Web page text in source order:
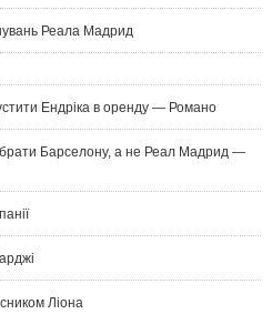
Реала Мадрид
Ендріка в оренду — Романо
Барселону, а не Реал Мадрид —
Ліона